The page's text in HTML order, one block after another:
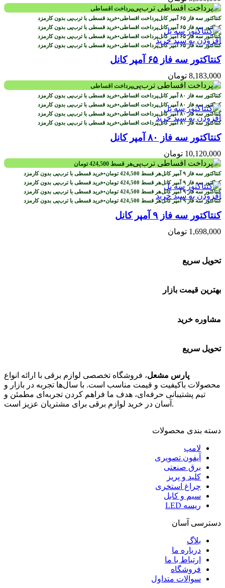
پرداخت اقساطی
پرداخت اقساطی•خرید قسطی با ترب‌پی بدون کارمزد
پرداخت اقساطی•خرید قسطی با ترب‌پی بدون کارمزد
پرداخت اقساطی•خرید قسطی با ترب‌پی بدون کارمزد
پرداخت اقساطی•خرید قسطی با ترب‌پی بدون کارمزد
افزودن به سبد خرید
کنتاکتور سه فاز ۶۵ آمپر کانل
8,183,000 تومان
پرداخت اقساطی
پرداخت اقساطی•خرید قسطی با ترب‌پی بدون کارمزد
پرداخت اقساطی•خرید قسطی با ترب‌پی بدون کارمزد
پرداخت اقساطی•خرید قسطی با ترب‌پی بدون کارمزد
پرداخت اقساطی•خرید قسطی با ترب‌پی بدون کارمزد
افزودن به سبد خرید
کنتاکتور سه فاز ۸۰ آمپر کانل
10,120,000 تومان
هر قسط 424,500 تومان
هر قسط 424,500 تومان•خرید قسطی با ترب‌پی بدون کارمزد
هر قسط 424,500 تومان•خرید قسطی با ترب‌پی بدون کارمزد
هر قسط 424,500 تومان•خرید قسطی با ترب‌پی بدون کارمزد
هر قسط 424,500 تومان•خرید قسطی با ترب‌پی بدون کارمزد
افزودن به سبد خرید
کنتاکتور سه فاز ۹ آمپر کانل
1,698,000 تومان
تحویل سریع
بهترین قیمت بازار
مشاوره خرید
تحویل سریع
پارس مشعل، فروشگاه تخصصی لوازم برقی با ارائه انواع
محصولات باکیفیت و قیمت مناسب است. با سال‌ها تجربه در بازار و
تیم پشتیبانی حرفه‌ای، هدف ما فراهم کردن تجربه‌ای مطمئن و
آسان در خرید لوازم برقی برای مشتریان عزیز است.
دسته بندی محصولات
لامپ
آیفون تصویری
برق صنعتی
کلید و پریز
چراغ استخری
سیم و کابل
ریسه LED
دسترسی آسان
بلاگ
درباره ما
ارتباط با ما
فروشگاه
سوالات متداول